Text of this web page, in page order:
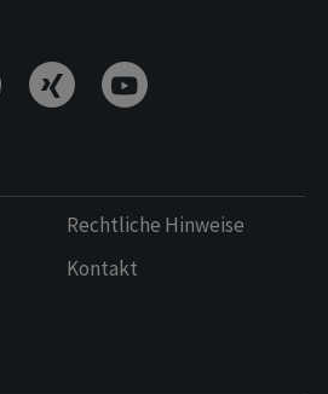
Rechtliche Hinweise
Kontakt